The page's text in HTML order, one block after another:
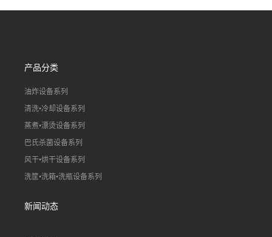
线）
线）
产品分类
油炸设备系列
清洗•冷却设备系列
蒸煮•漂烫设备系列
巴氏杀菌设备系列
风干•烘干设备系列
洗筐•洗箱•洗瓶设备系列
新闻动态